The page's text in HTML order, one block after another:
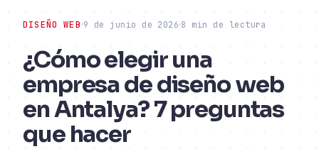
DISEÑO WEB 9 de junio de 2026 8 min de lectura
¿Cómo elegir una
empresa de diseño web
en Antalya? 7 preguntas
que hacer